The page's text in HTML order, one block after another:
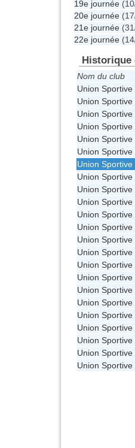
19e journée
20e journée
21e journée
22e journée
Historique
Nom du club
Union
Union
Union
Union
Union
Union
Union
Union
Union
Union
Union
Union
Union
Union
Union
Union
Union
Union
Union
Union
Union
Union
Union